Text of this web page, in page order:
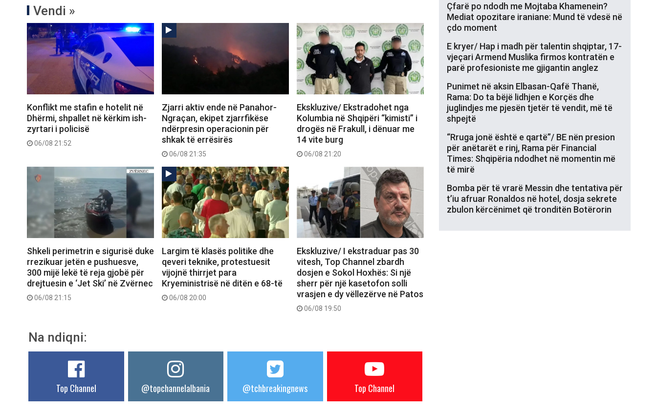
Vendi »
Konflikt me stafin e hotelit në
Dhërmi, shpallet në kërkim ish-
zyrtari i policisë
06/08 21:52
Zjarri aktiv ende në Panahor-
Ngraçan, ekipet zjarrfikëse
ndërpresin operacionin për
shkak të errësirës
06/08 21:35
Ekskluzive/ Ekstradohet nga
Kolumbia në Shqipëri “kimisti” i
drogës në Frakull, i dënuar me
14 vite burg
06/08 21:20
Shkeli perimetrin e sigurisë duke
rrezikuar jetën e pushuesve,
300 mijë lekë të reja gjobë për
drejtuesin e ‘Jet Ski’ në Zvërnec
06/08 21:15
Largim të klasës politike dhe
qeveri teknike, protestuesit
vijojnë thirrjet para
Kryeministrisë në ditën e 68-të
06/08 20:00
Ekskluzive/ I ekstraduar pas 30
vitesh, Top Channel zbardh
dosjen e Sokol Hoxhës: Si një
sherr për një kasetofon solli
vrasjen e dy vëllezërve në Patos
06/08 19:50
Na ndiqni:
Top Channel @topchannelalbania @tchbreakingnews Top Channel
Çfarë po ndodh me Mojtaba Khamenein?
Mediat opozitare iraniane: Mund të vdesë në
çdo moment
E kryer/ Hap i madh për talentin shqiptar, 17-
vjeçari Armend Muslika firmos kontratën e
parë profesioniste me gjigantin anglez
Punimet në aksin Elbasan-Qafë Thanë,
Rama: Do ta bëjë lidhjen e Korçës dhe
juglindjes me pjesën tjetër të vendit, më të
shpejtë
“Rruga jonë është e qartë”/ BE nën presion
për anëtarët e rinj, Rama për Financial
Times: Shqipëria ndodhet në momentin më
të mirë
Bomba për të vrarë Messin dhe tentativa për
t’iu afruar Ronaldos në hotel, dosja sekrete
zbulon kërcënimet që tronditën Botërorin